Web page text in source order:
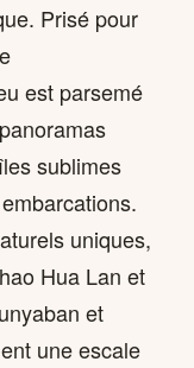
Prisé pour
est parsemé
sublimes
uniques,
Hua Lan et
et
une escale